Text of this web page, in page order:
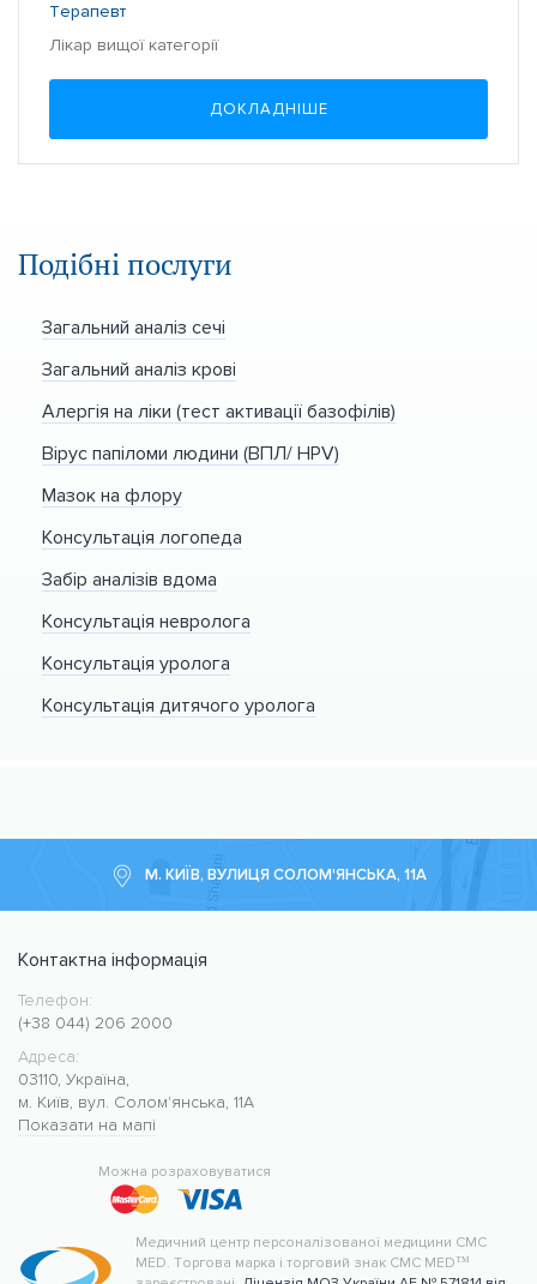
Терапевт
Лікар вищої категорії
ДОКЛАДНІШЕ
Подібні послуги
Загальний аналіз сечі
Загальний аналіз крові
Алергія на ліки (тест активації базофілів)
Вірус папіломи людини (ВПЛ/ HPV)
Мазок на флору
Консультація логопеда
Забір аналізів вдома
Консультація невролога
Консультація уролога
Консультація дитячого уролога
М. КИЇВ, ВУЛИЦЯ СОЛОМ'ЯНСЬКА, 11А
Контактна інформація
Медичний центр CMC MED
https://cmcmed.clinic
Телефон:
(+38 044) 206 2000
Адреса:
03110, Україна,
м. Київ, вул. Солом'янська, 11А
Показати на мапі
Можна розраховуватися
Медичний центр персоналізованої медицини CMC
MED. Торгова марка і торговий знак CMC MED™